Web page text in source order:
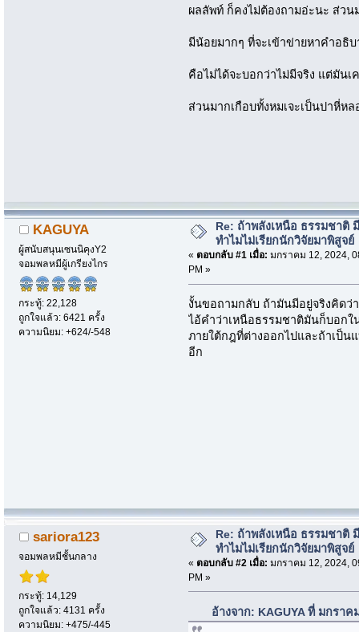
ผลลัพท์ ก็คงไม่ต้องถามอ่ะนะ ส่วน
มีน้อยมากๆ ที่จะเข้าข่ายหาคำอธิบ
คือไม่ได้จะบอกว่าไม่มีจริง แต่มันเ
ส่วนมากเกือบทั้งหมเจะเป็นปาหี่ห
KAGUYA
ผู้สนับสนุนเซนนิคุงY2
จอมพลหมีผู้เกรียงไกร
กระทู้: 22,128
ถูกใจแล้ว: 6421 ครั้ง
ความนิยม: +624/-548
Re: ถ้าพลังเหนือ ธรรมชาติ
ทำไมไม่เรียกนักวิจัยมาพิสูจย์
« ตอบกลับ #1 เมื่อ: มกราคม 12, 2024,
PM »
งั้นขอถามกลับ ถ้ามันมีอยู่จริงคิดว่
ไอ้คำว่าเหนือธรรมชาติมันก็บอกใ
ภายใต้กฎที่ต่างออกไปและถ้าเป็น
อีก
sariora123
จอมพลหมีชั้นกลาง
กระทู้: 14,129
ถูกใจแล้ว: 4131 ครั้ง
ความนิยม: +475/-445
Re: ถ้าพลังเหนือ ธรรมชาติ
ทำไมไม่เรียกนักวิจัยมาพิสูจย์
« ตอบกลับ #2 เมื่อ: มกราคม 12, 2024,
PM »
อ้างจาก: KAGUYA ที่ มกราค